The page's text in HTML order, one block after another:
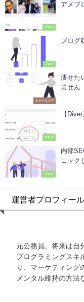
ブログ
アメブ
ブログ
ブログ
トレーニング
痩せた
ません
ブログ
【
ブログ
内部
ェック
運営者プロフィール
元公務員。将来は自
プログラミングスキ
り、マーケティング
メンタル維持の方法